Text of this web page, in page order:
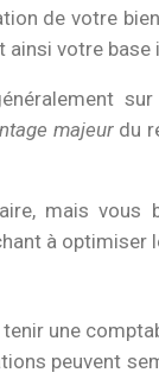
de votre
ainsi votre base
majeur du
mais vous
à optimiser
une
peuvent